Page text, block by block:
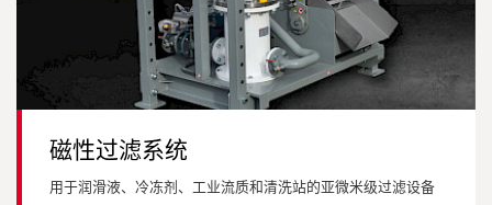
磁性过滤系统
用于润滑液、冷冻剂、工业流质和清洗站的亚微米级过滤设备